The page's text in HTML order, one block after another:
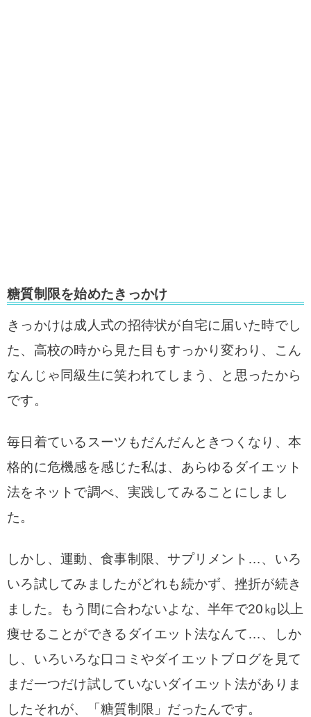
糖質制限を始めたきっかけ
きっかけは成人式の招待状が自宅に届いた時でし
た、高校の時から見た目もすっかり変わり、こん
なんじゃ同級生に笑われてしまう、と思ったから
です。
毎日着ているスーツもだんだんときつくなり、本
格的に危機感を感じた私は、あらゆるダイエット
法をネットで調べ、実践してみることにしまし
た。
しかし、運動、食事制限、サプリメント…、いろ
いろ試してみましたがどれも続かず、挫折が続き
ました。もう間に合わないよな、半年で20㎏以上
痩せることができるダイエット法なんて…、しか
し、いろいろな口コミやダイエットブログを見て
まだ一つだけ試していないダイエット法がありま
したそれが、「糖質制限」だったんです。